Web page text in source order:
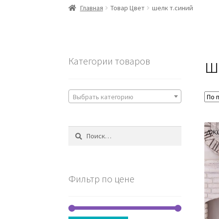
Главная Товар Цвет шелк т.синий
Категории товаров
Выбрать категорию
Найти:
Фильтр по цене